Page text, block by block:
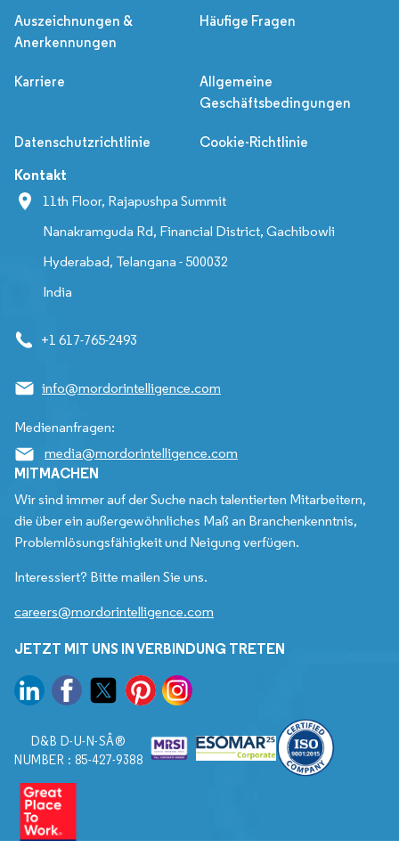
Auszeichnungen &
Anerkennungen
Häufige Fragen
Karriere
Allgemeine
Geschäftsbedingungen
Datenschutzrichtlinie Cookie-Richtlinie
Kontakt
11th Floor, Rajapushpa Summit
Nanakramguda Rd, Financial District, Gachibowli
Hyderabad, Telangana - 500032
India
+1 617-765-2493
info@mordorintelligence.com
Medienanfragen:
media@mordorintelligence.com
MITMACHEN
Wir sind immer auf der Suche nach talentierten Mitarbeitern,
die über ein außergewöhnliches Maß an Branchenkenntnis,
Problemlösungsfähigkeit und Neigung verfügen.
Interessiert? Bitte mailen Sie uns.
careers@mordorintelligence.com
JETZT MIT UNS IN VERBINDUNG TRETEN
D&B D-U-N-SÂ®
NUMBER : 85-427-9388